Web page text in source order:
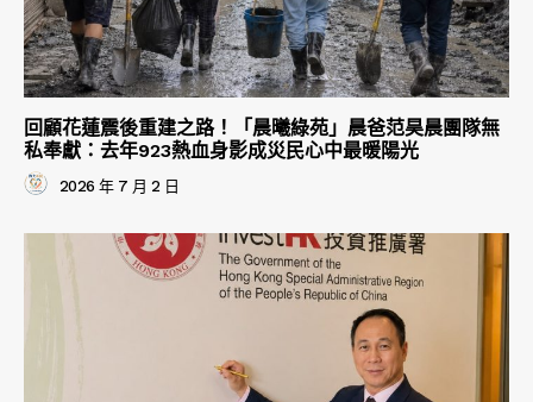
回顧花蓮震後重建之路！「晨曦綠苑」晨爸范昊晨團隊無
私奉獻：去年923熱血身影成災民心中最暖陽光
2026 年 7 月 2 日